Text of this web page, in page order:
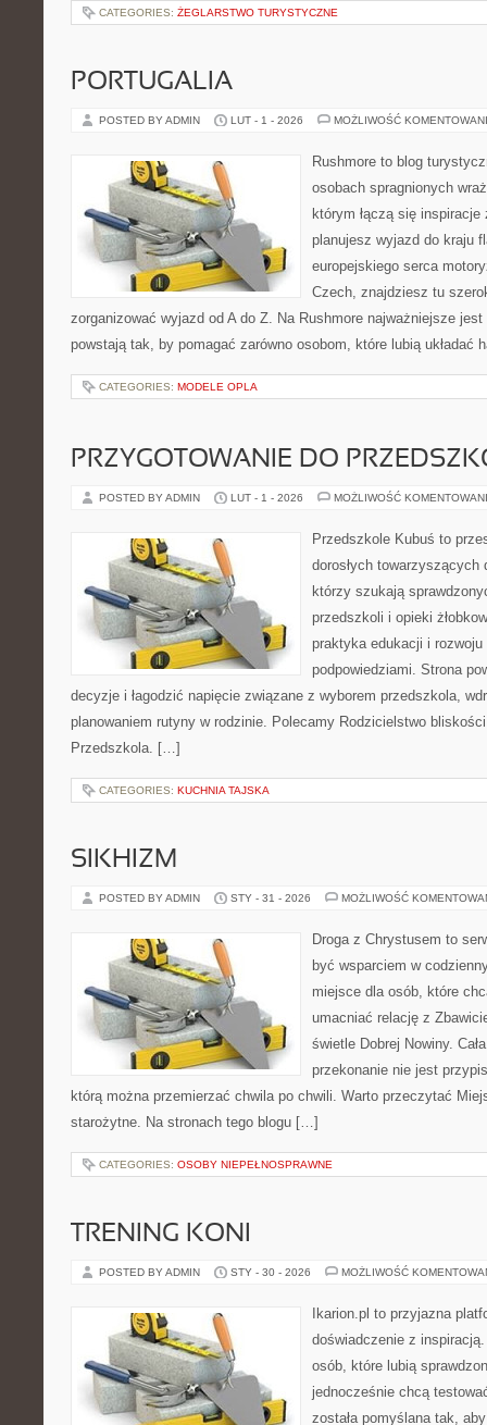
CATEGORIES: ŻEGLARSTWO TURYSTYCZNE
PORTUGALIA
POSTED BY ADMIN LUT - 1 - 2026 MOŻLIWOŚĆ
Rushmore to blog
osobach spragnionych
którym łączą się
planujesz wyjazd do kraju
europejskiego serca
Czech, znajdziesz tu
zorganizować wyjazd od A do Z. Na Rushmore najważniejsze
powstają tak, by pomagać zarówno osobom, które lubią układać
CATEGORIES: MODELE OPLA
PRZYGOTOWANIE DO
POSTED BY ADMIN LUT - 1 - 2026 MOŻLIWOŚĆ
Przedszkole Kubuś to
dorosłych
którzy szukają
przedszkoli i opieki
praktyka edukacji i
podpowiedziami. Strona
decyzje i łagodzić napięcie związane z wyborem przedszkola,
planowaniem rutyny w rodzinie. Polecamy Rodzicielstwo
Przedszkola. […]
CATEGORIES: KUCHNIA TAJSKA
SIKHIZM
POSTED BY ADMIN STY - 31 - 2026 MOŻLIWOŚĆ
Droga z Chrystusem to
być wsparciem w
miejsce dla osób, które
umacniać relację z
świetle Dobrej Nowiny.
przekonanie nie jest
którą można przemierzać chwila po chwili. Warto przeczytać
starożytne. Na stronach tego blogu […]
CATEGORIES: OSOBY NIEPEŁNOSPRAWNE
TRENING KONI
POSTED BY ADMIN STY - 30 - 2026 MOŻLIWOŚĆ
Ikarion.pl to przyjazna
doświadczenie z
osób, które lubią
jednocześnie chcą
została pomyślana tak,